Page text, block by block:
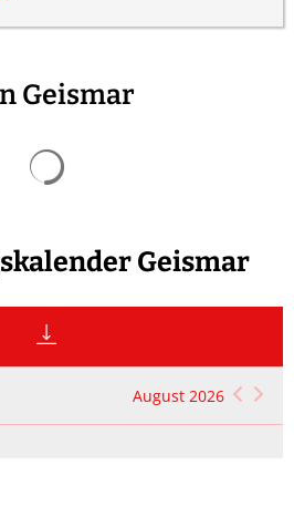
Geismar
Geismar
August 2026